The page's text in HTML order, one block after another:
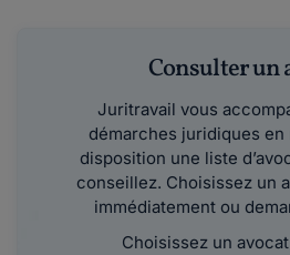
Consulter un
Juritravail vous
démarches juridiques en
disposition une liste
conseillez. Choisissez un
immédiatement ou
Choisissez un